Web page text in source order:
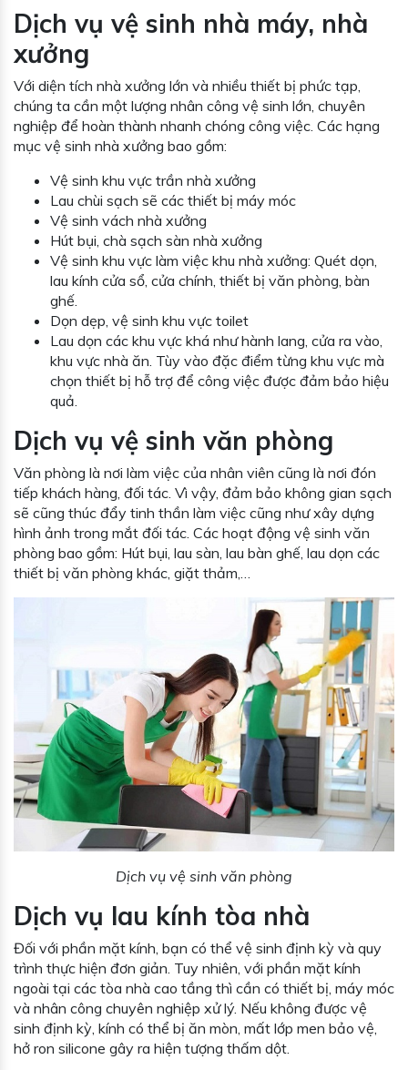
Dịch vụ vệ sinh nhà máy, nhà
xưởng
Với diện tích nhà xưởng lớn và nhiều thiết bị phức tạp,
chúng ta cần một lượng nhân công vệ sinh lớn, chuyên
nghiệp để hoàn thành nhanh chóng công việc. Các hạng
mục vệ sinh nhà xưởng bao gồm:
Vệ sinh khu vực trần nhà xưởng
Lau chùi sạch sẽ các thiết bị máy móc
Vệ sinh vách nhà xưởng
Hút bụi, chà sạch sàn nhà xưởng
Vệ sinh khu vực làm việc khu nhà xưởng: Quét dọn,
lau kính cửa sổ, cửa chính, thiết bị văn phòng, bàn
ghế.
Dọn dẹp, vệ sinh khu vực toilet
Lau dọn các khu vực khá như hành lang, cửa ra vào,
khu vực nhà ăn. Tùy vào đặc điểm từng khu vực mà
chọn thiết bị hỗ trợ để công việc được đảm bảo hiệu
quả.
Dịch vụ vệ sinh văn phòng
Văn phòng là nơi làm việc của nhân viên cũng là nơi đón
tiếp khách hàng, đối tác. Vì vậy, đảm bảo không gian sạch
sẽ cũng thúc đẩy tinh thần làm việc cũng như xây dựng
hình ảnh trong mắt đối tác. Các hoạt động vệ sinh văn
phòng bao gồm: Hút bụi, lau sàn, lau bàn ghế, lau dọn các
thiết bị văn phòng khác, giặt thảm,…
Dịch vụ vệ sinh văn phòng
Dịch vụ lau kính tòa nhà
Đối với phần mặt kính, bạn có thể vệ sinh định kỳ và quy
trình thực hiện đơn giản. Tuy nhiên, với phần mặt kính
ngoài tại các tòa nhà cao tầng thì cần có thiết bị, máy móc
và nhân công chuyên nghiệp xử lý. Nếu không được vệ
sinh định kỳ, kính có thể bị ăn mòn, mất lớp men bảo vệ,
hở ron silicone gây ra hiện tượng thấm dột.